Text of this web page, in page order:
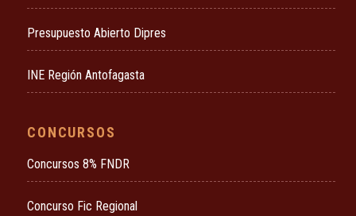
Presupuesto Abierto Dipres
INE Región Antofagasta
CONCURSOS
Concursos 8% FNDR
Concurso Fic Regional